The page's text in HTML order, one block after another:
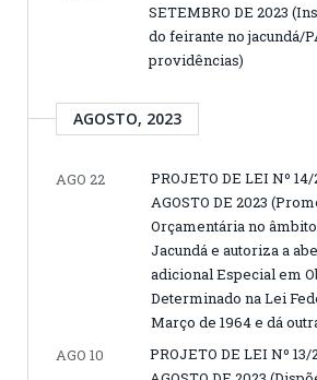
SETEMBRO DE 2023
do feirante no jacundá/
providências)
AGOSTO, 2023
AGO 22
PROJETO DE LEI Nº 14/
AGOSTO DE 2023
Orçamentária no
Jacundá e autoriza a
adicional Especial em
Determinado na Lei
Março de 1964 e dá
AGO 10
PROJETO DE LEI Nº 13/